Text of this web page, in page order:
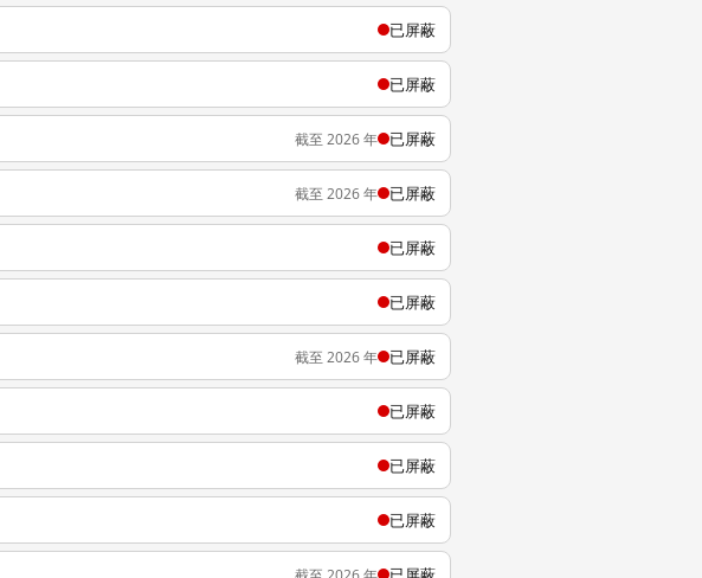
已屏蔽
已屏蔽
截至 2026 年 已屏蔽
截至 2026 年 已屏蔽
已屏蔽
已屏蔽
截至 2026 年 已屏蔽
已屏蔽
已屏蔽
已屏蔽